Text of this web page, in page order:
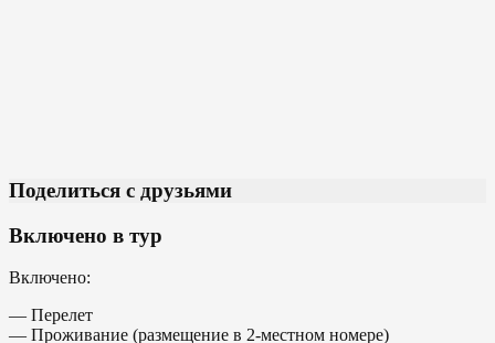
Поделиться с друзьями
Включено в тур
Включено:
— Перелет
— Проживание (размещение в 2-местном номере)